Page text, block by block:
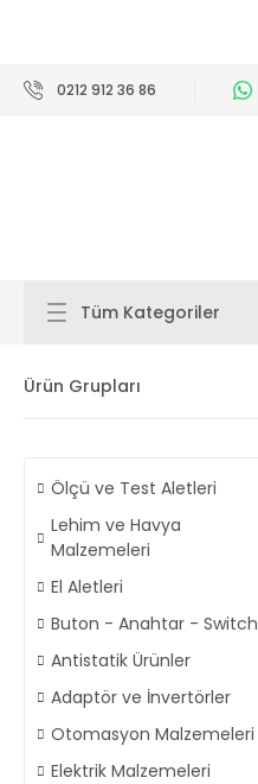
0212 912 36 86
Tüm Kategoriler
Ürün Grupları
Ölçü ve Test Aletleri
Lehim ve Havya
Malzemeleri
El Aletleri
Buton - Anahtar - Switch
Antistatik Ürünler
Adaptör ve İnvertörler
Otomasyon Malzemeleri
Elektrik Malzemeleri